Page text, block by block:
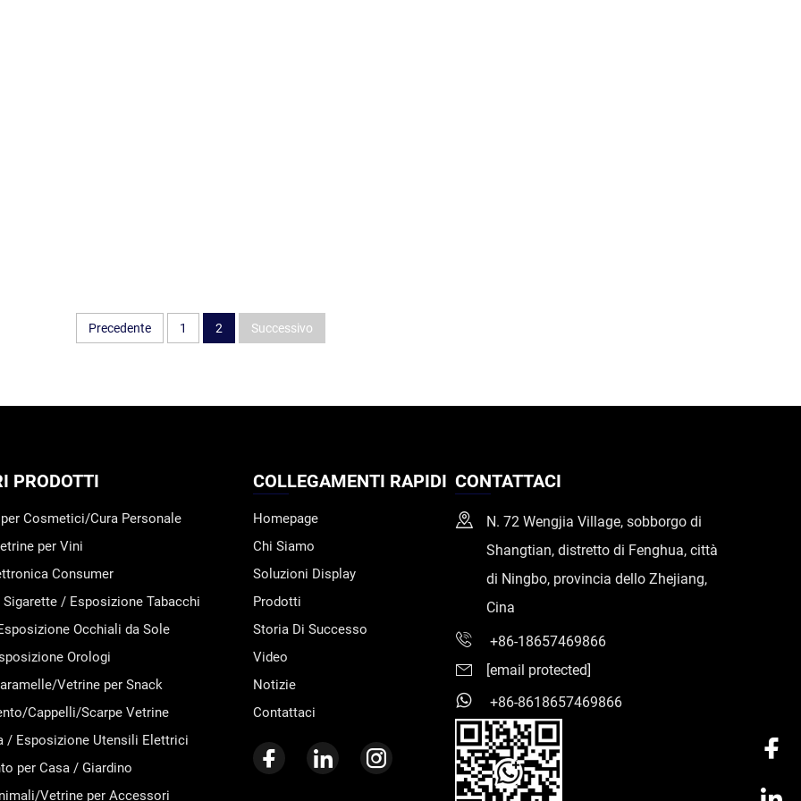
Precedente 1 2 Successivo
PRODOTTI
Cosmetici/Cura Personale
per Vini
Consumer
/ Esposizione Tabacchi
Occhiali da Sole
Orologi
Vetrine per Snack
Cappelli/Scarpe Vetrine
/ Esposizione Utensili Elettrici
per Casa / Giardino
Vetrine per Accessori
COLLEGAMENTI RAPIDI
Homepage
Chi Siamo
Soluzioni Display
Prodotti
Storia Di Successo
Video
Notizie
Contattaci
CONTATTACI
N. 72 Wengjia Village, sobborgo di
Shangtian, distretto di Fenghua, città
di Ningbo, provincia dello Zhejiang,
Cina
+86-18657469866
[email protected]
+86-8618657469866